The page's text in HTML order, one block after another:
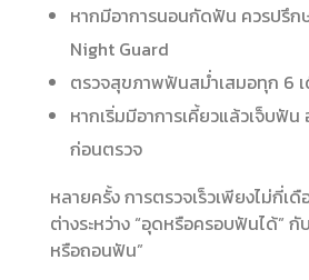
หากมีอาการนอนกัดฟัน ควรปรึก
Night Guard
ตรวจสุขภาพฟันสม่ำเสมอทุก 6
หากเริ่มมีอาการเคี้ยวแล้วเจ็บฟัน
ก่อนตรวจ
หลายครั้ง การตรวจเร็วเพียงไม่กี่เดื
ต่างระหว่าง “อุดหรือครอบฟันได้” กั
หรือถอนฟัน”